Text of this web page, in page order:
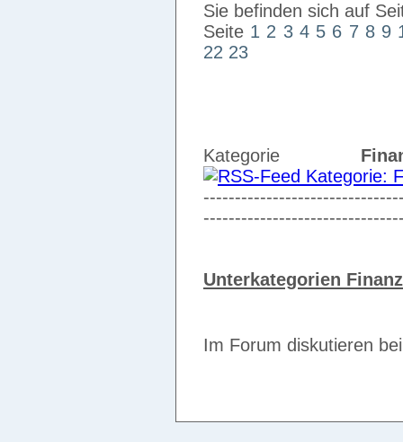
Sie befinden sich auf
Seite 1 2 3 4 5 6 7 8 9
22 23
Kategorie
Unterkategorien
Im Forum diskutieren